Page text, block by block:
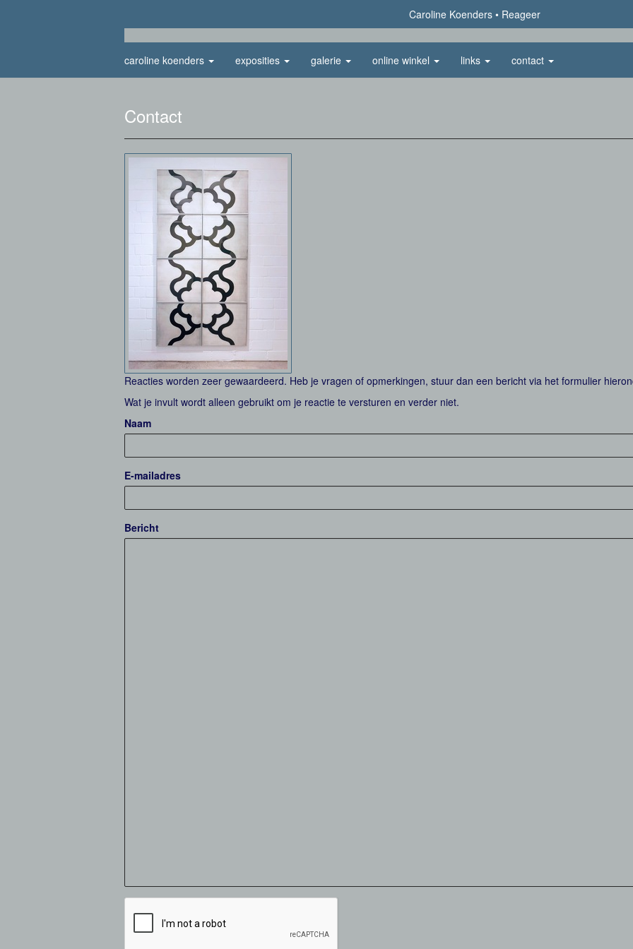
Caroline Koenders Reageer
caroline koenders exposities galerie online winkel links contact
Contact
Reacties worden zeer gewaardeerd. Heb je vragen of opmerkingen, stuur dan een bericht via het formulier
Wat je invult wordt alleen gebruikt om je reactie te versturen en verder niet.
Naam
E-mailadres
Bericht